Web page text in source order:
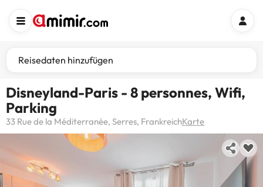
Reisedaten hinzufügen
Disneyland-Paris - 8 personnes, Wifi,
Parking
33 Rue de la Méditerranée, Serres, FrankreichKarte